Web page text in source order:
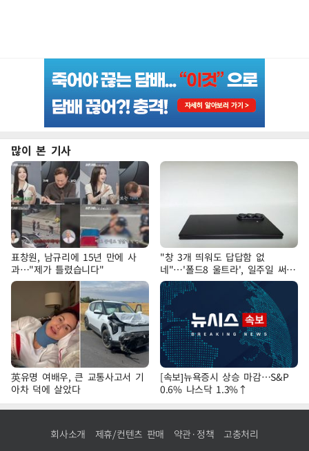
많이 본 기사
표창원, 남규리에 15년 만에 사
과…"제가 틀렸습니다"
"창 3개 띄워도 답답함 없
네"…'폴드8 울트라', 일주일 써보
니
英유명 여배우, 큰 교통사고서 기
아차 덕에 살았다
[속보]뉴욕증시 상승 마감…S&P
0.6% 나스닥 1.3%↑
회사소개 제휴/컨텐츠 판매 약관·정책 고충처리